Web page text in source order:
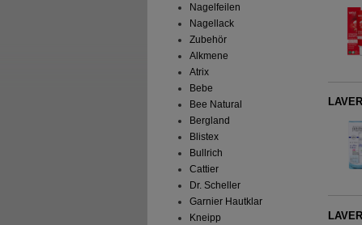
Nagelfeilen
Nagellack
Zubehör
Alkmene
Atrix
Bebe
Bee Natural
Bergland
Blistex
Bullrich
Cattier
Dr. Scheller
Garnier Hautklar
Kneipp